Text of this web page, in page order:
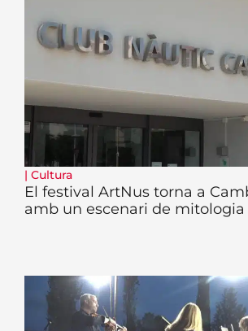
| Cultura
El festival ArtNus torna a
amb un escenari de